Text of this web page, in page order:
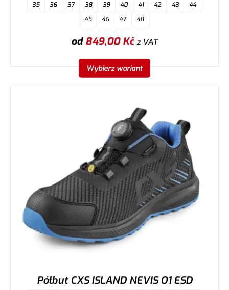
35 36 37 38 39 40 41 42 43
44
45
46 47 48
od849,00Kčz VAT
Wybierz wariant
Półbut CXS ISLAND NEVIS O1 ESD